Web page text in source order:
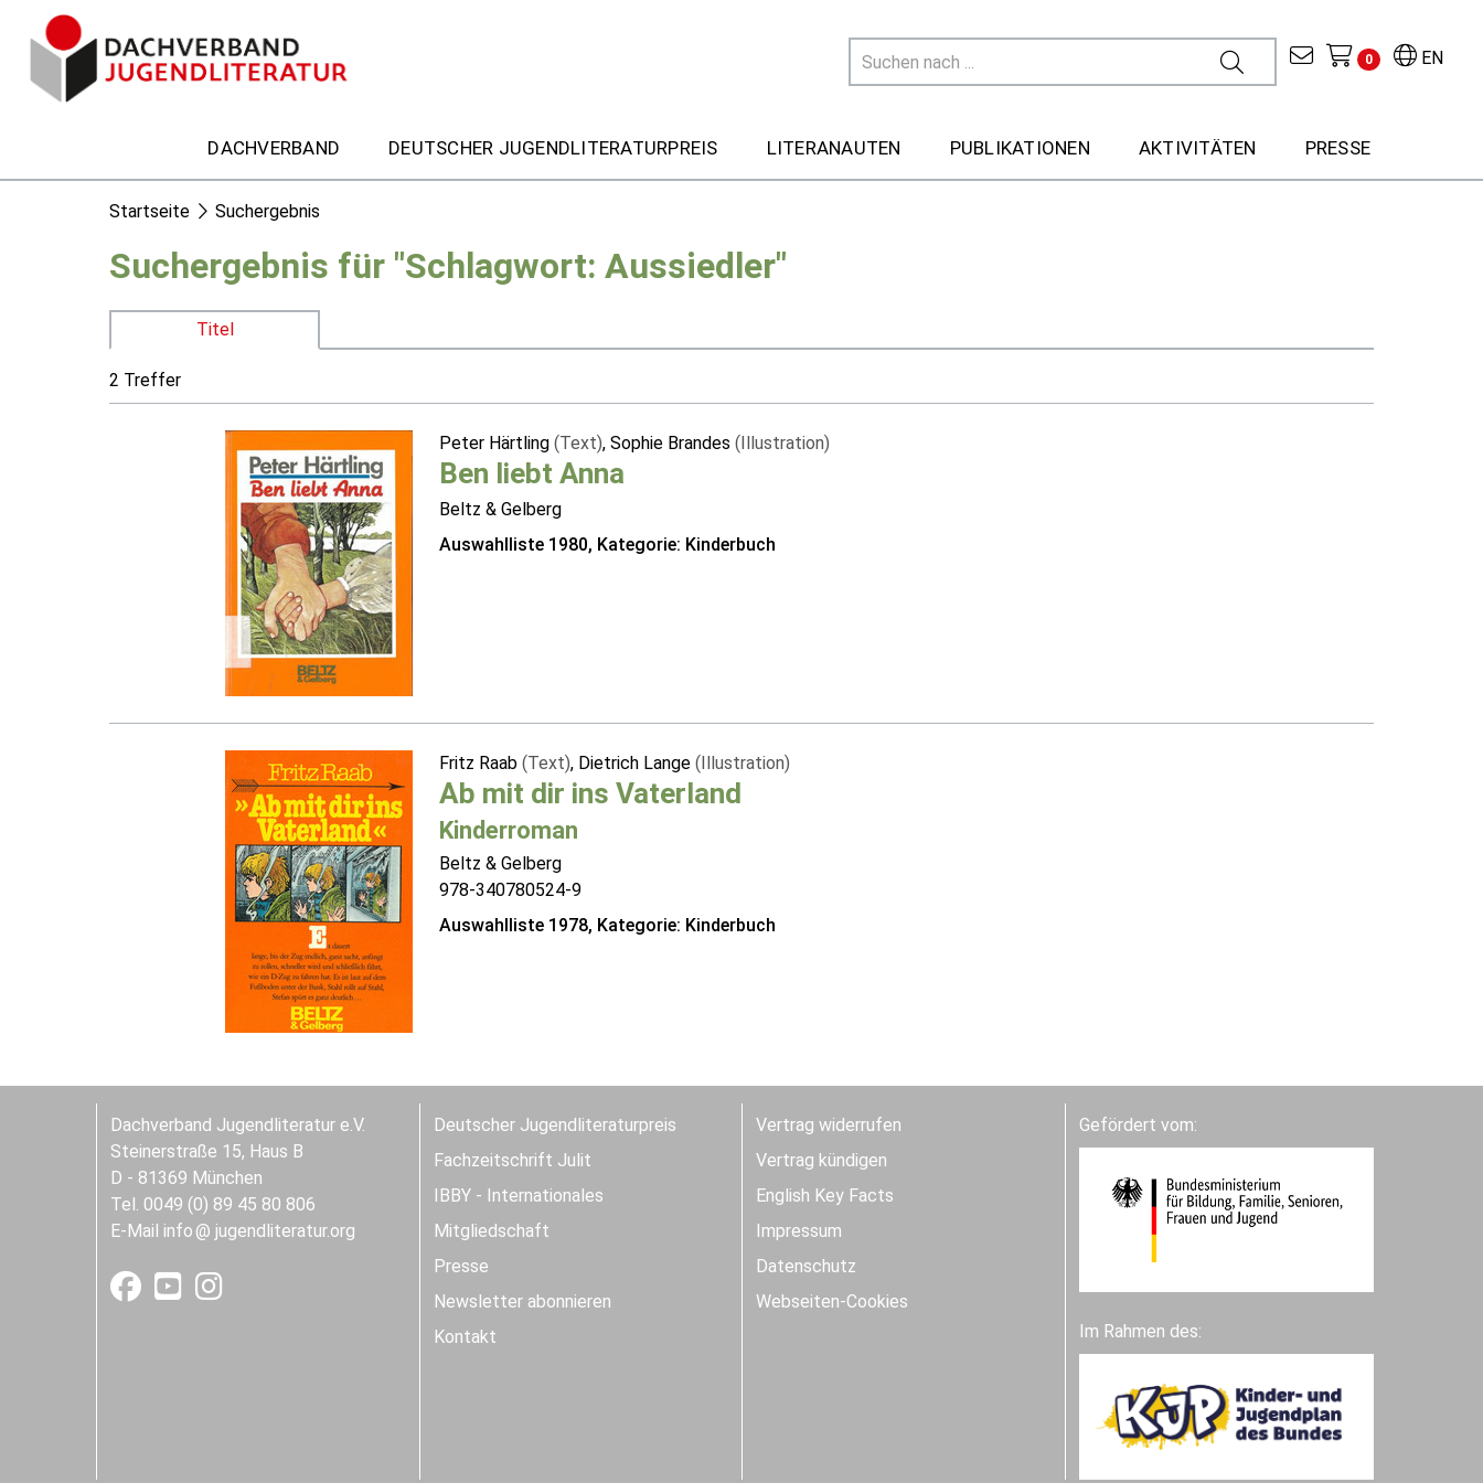
EN
0
DACHVERBAND DEUTSCHER JUGENDLITERATURPREIS LITERANAUTEN PUBLIKATIONEN AKTIVITÄTEN PRESSE
Startseite Suchergebnis
Suchergebnis für "Schlagwort: Aussiedler"
Titel
2 Treffer
Peter Härtling (Text), Sophie Brandes (Illustration)
Ben liebt Anna
Beltz & Gelberg
Auswahlliste 1980, Kategorie: Kinderbuch
Fritz Raab (Text), Dietrich Lange (Illustration)
Ab mit dir ins Vaterland
Kinderroman
Beltz & Gelberg
978-340780524-9
Auswahlliste 1978, Kategorie: Kinderbuch
Dachverband Jugendliteratur e.V.
Steinerstraße 15, Haus B
D - 81369 München
Tel. 0049 (0) 89 45 80 806
E-Mail info jugendliteratur.org
Deutscher Jugendliteraturpreis
Fachzeitschrift Julit
IBBY - Internationales
Mitgliedschaft
Presse
Newsletter abonnieren
Kontakt
Vertrag widerrufen
Vertrag kündigen
English Key Facts
Impressum
Datenschutz
Webseiten-Cookies
Gefördert vom:
Im Rahmen des: